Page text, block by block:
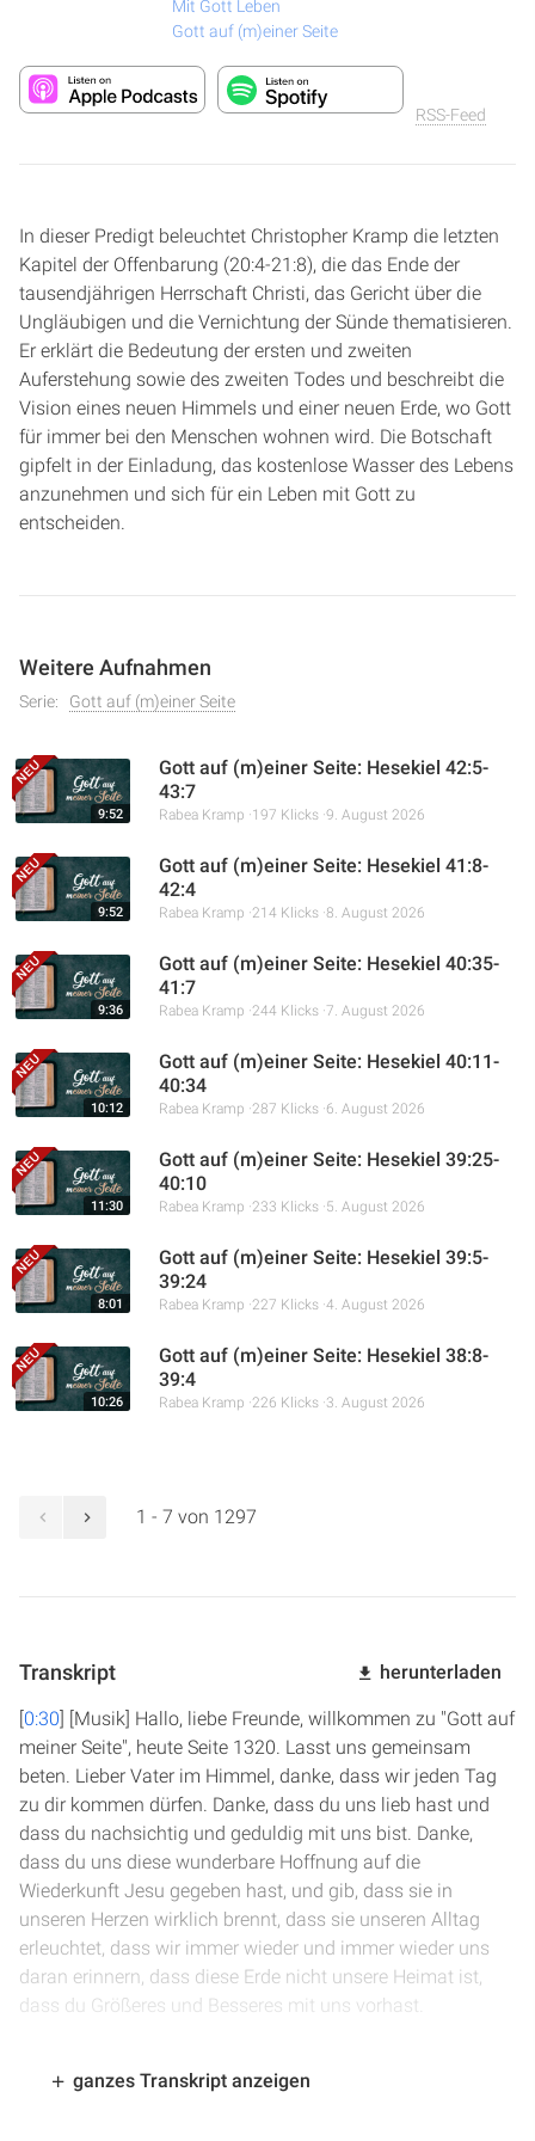
Mit Gott Leben
Gott auf (m)einer Seite
RSS-Feed
In dieser Predigt beleuchtet Christopher Kramp die letzten
Kapitel der Offenbarung (20:4-21:8), die das Ende der
tausendjährigen Herrschaft Christi, das Gericht über die
Ungläubigen und die Vernichtung der Sünde thematisieren.
Er erklärt die Bedeutung der ersten und zweiten
Auferstehung sowie des zweiten Todes und beschreibt die
Vision eines neuen Himmels und einer neuen Erde, wo Gott
für immer bei den Menschen wohnen wird. Die Botschaft
gipfelt in der Einladung, das kostenlose Wasser des Lebens
anzunehmen und sich für ein Leben mit Gott zu
entscheiden.
Weitere Aufnahmen
Serie: Gott auf (m)einer Seite
9:52
Gott auf (m)einer Seite: Hesekiel 42:5-
43:7
Rabea Kramp 197 Klicks 9. August 2026
9:52
Gott auf (m)einer Seite: Hesekiel 41:8-
42:4
Rabea Kramp 214 Klicks 8. August 2026
9:36
Gott auf (m)einer Seite: Hesekiel 40:35-
41:7
Rabea Kramp 244 Klicks 7. August 2026
10:12
Gott auf (m)einer Seite: Hesekiel 40:11-
40:34
Rabea Kramp 287 Klicks 6. August 2026
11:30
Gott auf (m)einer Seite: Hesekiel 39:25-
40:10
Rabea Kramp 233 Klicks 5. August 2026
8:01
Gott auf (m)einer Seite: Hesekiel 39:5-
39:24
Rabea Kramp 227 Klicks 4. August 2026
10:26
Gott auf (m)einer Seite: Hesekiel 38:8-
39:4
Rabea Kramp 226 Klicks 3. August 2026
1 - 7 von 1297
Transkript herunterladen
[0:30] [Musik] Hallo, liebe Freunde, willkommen zu "Gott auf
meiner Seite", heute Seite 1320. Lasst uns gemeinsam
beten. Lieber Vater im Himmel, danke, dass wir jeden Tag
zu dir kommen dürfen. Danke, dass du uns lieb hast und
dass du nachsichtig und geduldig mit uns bist. Danke,
dass du uns diese wunderbare Hoffnung auf die
Wiederkunft Jesu gegeben hast, und gib, dass sie in
unseren Herzen wirklich brennt, dass sie unseren Alltag
erleuchtet, dass wir immer wieder und immer wieder uns
daran erinnern, dass diese Erde nicht unsere Heimat ist,
dass du Größeres und Besseres mit uns vorhast.
durch deine Kraft, durch deinen Geist zu uns sprichst, dass
ganzes Transkript anzeigen